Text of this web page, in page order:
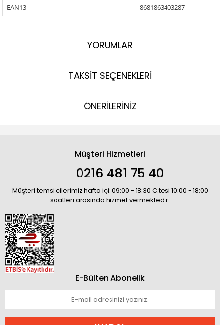
EAN13
8681863403287
YORUMLAR
TAKSİT SEÇENEKLERİ
ÖNERİLERİNİZ
Müşteri Hizmetleri
0216 481 75 40
Müşteri temsilcilerimiz hafta içi: 09:00 - 18:30 C.tesi 10:00 - 18:00
saatleri arasında hizmet vermektedir.
E-Bülten Abonelik